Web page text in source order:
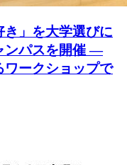
」を大学選びに
ンパスを開催 ―
ワークショップで